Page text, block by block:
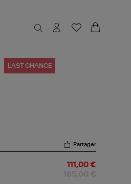
LAST CHANCE
Partager
111,00 €